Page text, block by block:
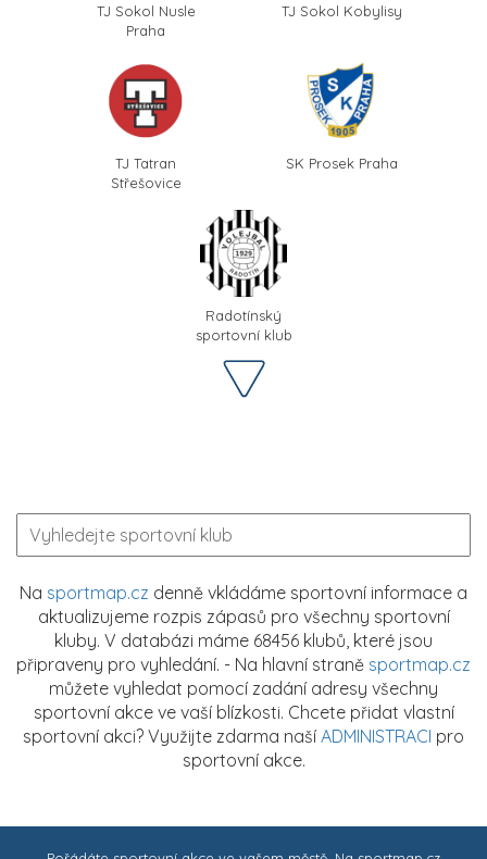
TJ Sokol Nusle
Praha
TJ Sokol Kobylisy
TJ Tatran
Střešovice
SK Prosek Praha
Radotínský
sportovní klub
Na sportmap.cz denně vkládáme sportovní informace a
aktualizujeme rozpis zápasů pro všechny sportovní
kluby. V databázi máme 68456 klubů, které jsou
připraveny pro vyhledání. - Na hlavní straně sportmap.cz
můžete vyhledat pomocí zadání adresy všechny
sportovní akce ve vaší blízkosti. Chcete přidat vlastní
sportovní akci? Využijte zdarma naší ADMINISTRACI pro
sportovní akce.